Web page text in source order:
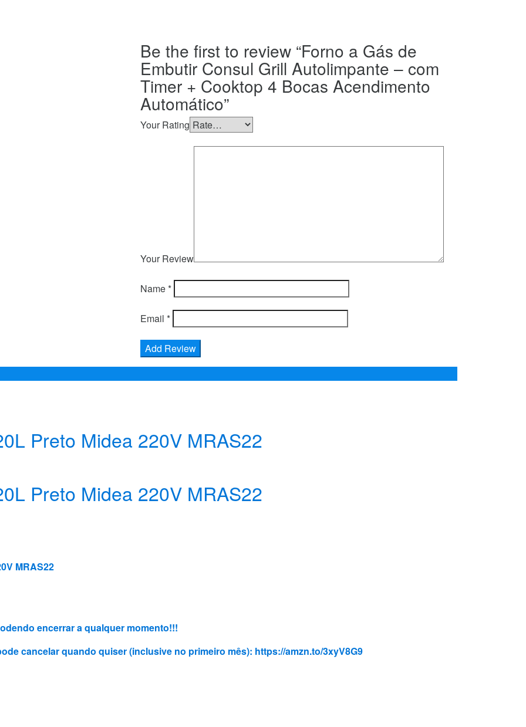
Be the first to review “Forno a Gás de
Embutir Consul Grill Autolimpante – com
Timer + Cooktop 4 Bocas Acendimento
Automático”
Your Rating
Your Review
Name*
Email *
Preto Midea 220V MRAS22
Preto Midea 220V MRAS22
MRAS22
encerrar a qualquer momento!!!
cancelar quando quiser (inclusive no primeiro mês): https://amzn.to/3xyV8G9